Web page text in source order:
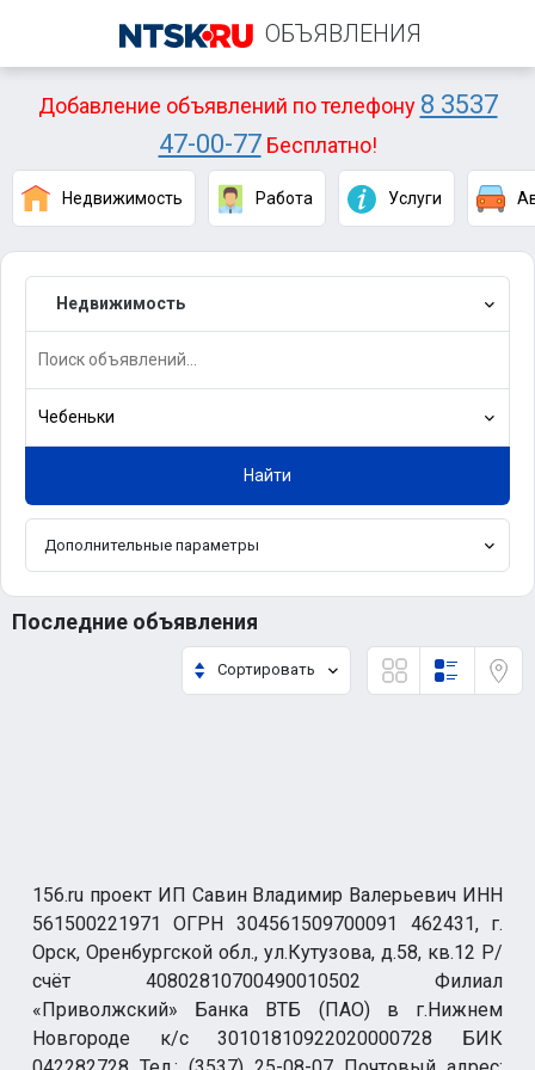
ОБЪЯВЛЕНИЯ
Добавление объявлений по телефону 8 3537
47-00-77Бесплатно!
Недвижимость Работа Услуги
Недвижимость
Чебеньки
Найти
Дополнительные параметры
Последние объявления
Сортировать
156.ru проект ИП Савин Владимир Валерьевич ИНН
561500221971 ОГРН 304561509700091 462431, г.
Орск, Оренбургской обл., ул.Кутузова, д.58, кв.12 Р/
счёт 40802810700490010502 Филиал
«Приволжский» Банка ВТБ (ПАО) в г.Нижнем
Новгороде к/с 30101810922020000728 БИК